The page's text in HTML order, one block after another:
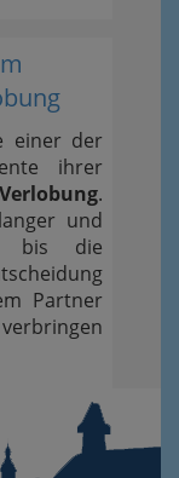
der
ihrer
.
und
bis die
Partner